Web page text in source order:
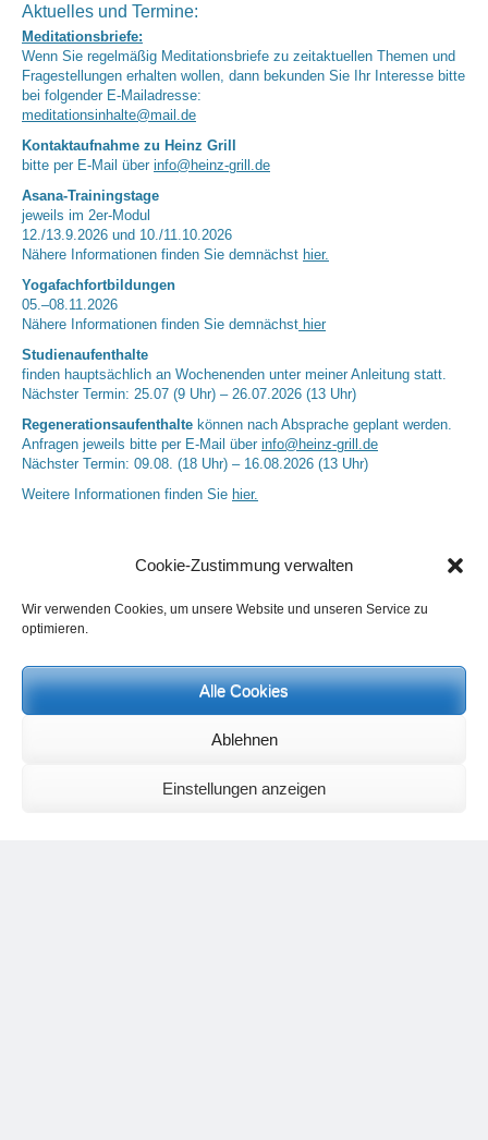
Cookie-Zustimmung verwalten
Wir verwenden Cookies, um unsere Website und unseren Service zu
optimieren.
Alle Cookies
Ablehnen
Einstellungen anzeigen
Aktuelles und Termine:
Meditationsbriefe:
Wenn Sie regelmäßig Meditationsbriefe zu zeitaktuellen Themen und
Fragestellungen erhalten wollen, dann bekunden Sie Ihr Interesse bitte
bei folgender E-Mailadresse:
meditationsinhalte@mail.de
Kontaktaufnahme zu Heinz Grill
bitte per E-Mail über info@heinz-grill.de
Asana-Trainingstage
jeweils im 2er-Modul
12./13.9.2026 und 10./11.10.2026
Nähere Informationen finden Sie demnächst hier.
Yogafachfortbildungen
05.–08.11.2026
Nähere Informationen finden Sie demnächst hier
Studienaufenthalte
finden hauptsächlich an Wochenenden unter meiner Anleitung statt.
Nächster Termin: 25.07 (9 Uhr) – 26.07.2026 (13 Uhr)
Regenerationsaufenthalte können nach Absprache geplant werden.
Anfragen jeweils bitte per E-Mail über info@heinz-grill.de
Nächster Termin: 09.08. (18 Uhr) – 16.08.2026 (13 Uhr)
Weitere Informationen finden Sie hier.
Neueste Kommentare
Setu Bandhasana – Die Brücke als Yogaübung und
zuSpiritualität im Koffer – die Auflösung des